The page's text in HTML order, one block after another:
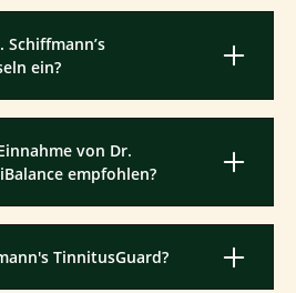
Schiffmann’s
ein?
von Dr.
empfohlen?
TinnitusGuard?